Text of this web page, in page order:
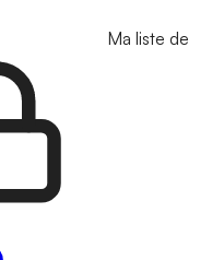
Ma liste de